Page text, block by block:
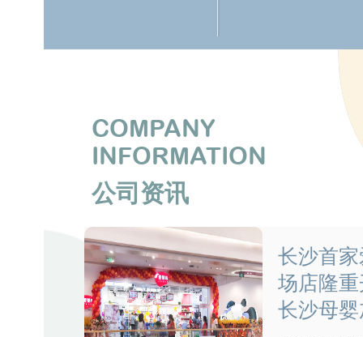
COMPANY
INFORMATION
公司资讯
长沙首
场店隆
长沙母